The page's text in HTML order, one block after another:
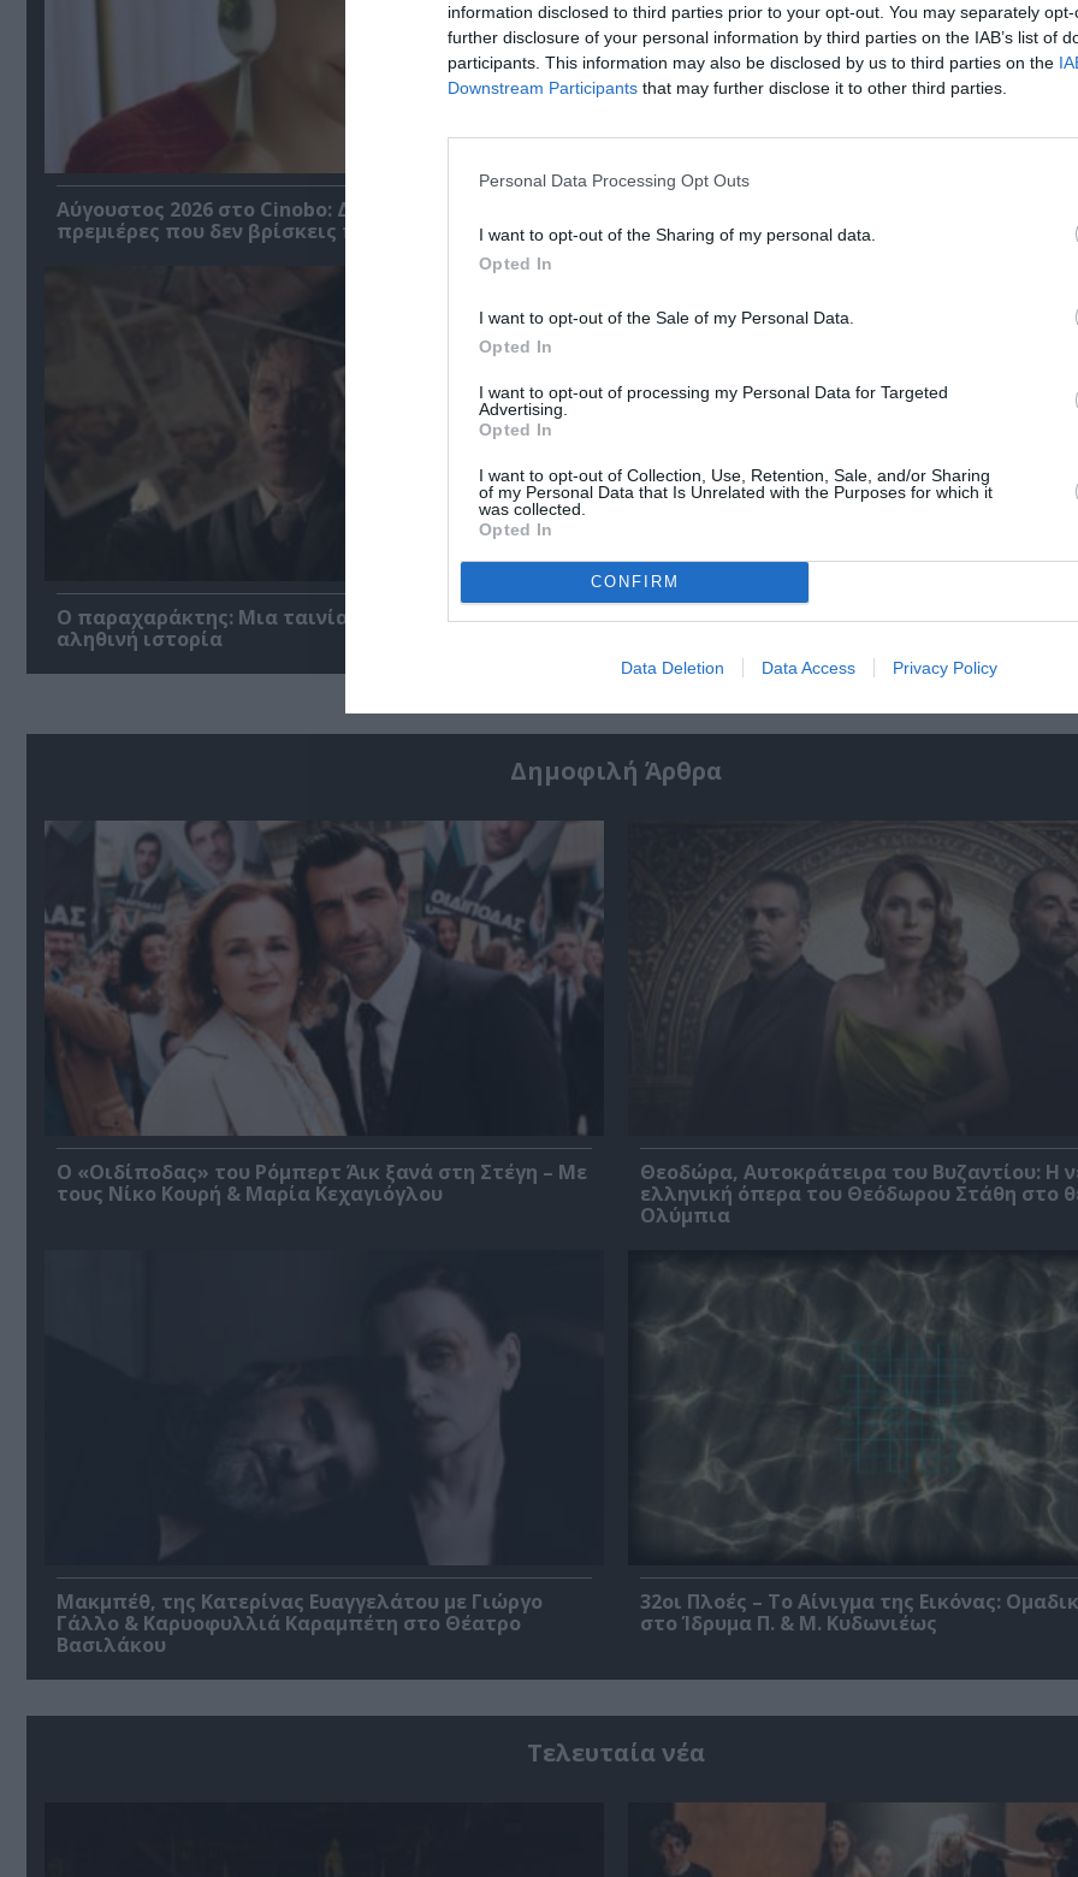
information disclosed to third parties prior to your opt-out. You may separately
further disclosure of your personal information by third parties on the IAB’s list of
participants. This information may also be disclosed by us to third parties on the
Downstream Participants that may further disclose it to other third parties.
Personal Data Processing Opt Outs
I want to opt-out of the Sharing of my personal data.
Opted In
I want to opt-out of the Sale of my Personal Data.
Opted In
I want to opt-out of processing my Personal Data for Targeted
Advertising.
Opted In
I want to opt-out of Collection, Use, Retention, Sale, and/or Sharing
of my Personal Data that Is Unrelated with the Purposes for which it
was collected.
Opted In
CONFIRM
Data Deletion Data Access Privacy Policy
Αύγουστος 2026 στο Cinobo: Δυνατές σειρές και
πρεμιέρες που δεν βρίσκεις πουθενά αλλού!
του Σαράγεβο» στο 32ο Φεστιβάλ
Ο παραχαράκτης: Μια ταινία δράσης βασισμένη σε
αληθινή ιστορία
CineFIX #ΗΕΑΤ στην ταράτσα του ΕΜΣΤ: Οι
Δημοφιλή Άρθρα
O «Οιδίποδας» του Ρόμπερτ Άικ ξανά στη Στέγη – Με
τους Νίκο Κουρή & Μαρία Κεχαγιόγλου
Θεοδώρα, Αυτοκράτειρα του Βυζαντίου: Η
ελληνική όπερα του Θεόδωρου Στάθη στο
Ολύμπια
Μακμπέθ, της Κατερίνας Ευαγγελάτου με Γιώργο
Γάλλο & Καρυοφυλλιά Καραμπέτη στο Θέατρο
Βασιλάκου
32οι Πλοές – Το Αίνιγμα της Εικόνας:
στο Ίδρυμα Π. & Μ. Κυδωνιέως
Τελευταία νέα